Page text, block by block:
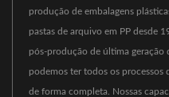
produção de embalagens
pastas de arquivo em PP desde
pós-produção de última geração
podemos ter todos os
de forma completa. Nossas